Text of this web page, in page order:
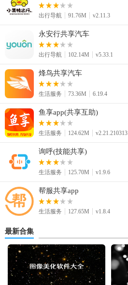
出行导航 91.76M v2.11.3
永安行共享汽车
出行导航 102.14M v5.33.1
烽鸟共享汽车
生活服务 73.36M 6.19.4
鱼享app(共享互助)
生活服务 124.62M v2.21.210313
询呼(技能共享)
生活服务 125.70M v1.9.6
帮服共享app
生活服务 127.65M v1.8.4
最新合集